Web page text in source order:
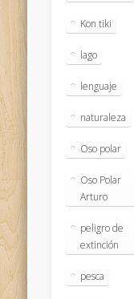
Kon tiki
lago
lenguaje
naturaleza
Oso polar
Oso Polar
Arturo
peligro de
extinción
pesca